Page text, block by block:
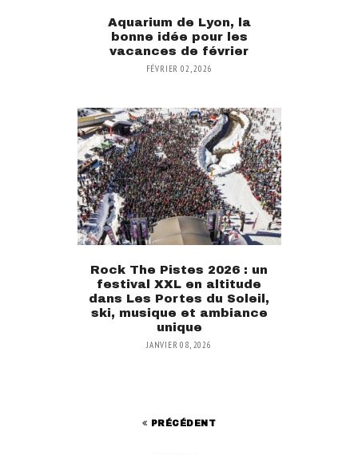
Aquarium de Lyon, la
bonne idée pour les
vacances de février
FÉVRIER 02, 2026
Rock The Pistes 2026 : un
festival XXL en altitude
dans Les Portes du Soleil,
ski, musique et ambiance
unique
JANVIER 08, 2026
PRÉCÉDENT